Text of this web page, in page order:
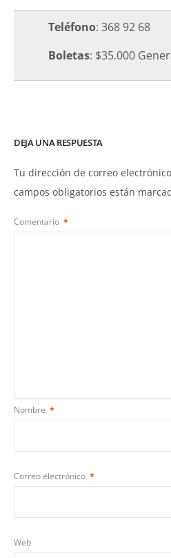
Teléfono: 368 92 68
Boletas: $35.000
DEJA UNA RESPUESTA
Tu dirección de correo
campos obligatorios están
Comentario *
Nombre *
Correo electrónico *
Web